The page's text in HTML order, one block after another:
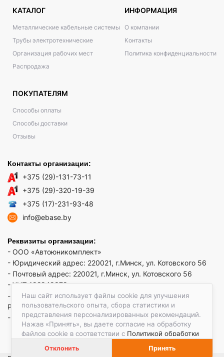
Наш сайт использует файлы cookie для улучшения
пользовательского опыта, сбора статистики и
представления персонализированных рекомендаций.
Нажав «Принять», вы даете согласие на обработку
файлов cookie в соответствии с Политикой обработки
Отклонить Принять
КАТАЛОГ
Металлические кабельные системы
Трубы электротехнические
Организация рабочих мест
Распродажа
ИНФОРМАЦИЯ
О компании
Контакты
Политика конфиденциальности
ПОКУПАТЕЛЯМ
Способы оплаты
Способы доставки
Отзывы
Контакты организации:
+375 (29)-131-73-11
+375 (29)-320-19-39
+375 (17)-231-93-48
info@ebase.by
Реквизиты организации:
- ООО «Автоюникомплект»
- Юридический адрес: 220021, г.Минск, ул. Котовского 56
- Почтовый адрес: 220021, г.Минск, ул. Котовского 56
- УНП 192949879
- р/сч BY52 REDJ 3012 1009 3553 3010 0933 в ЗАО "Банк
РРБ"
- Код банка: REDJBY22